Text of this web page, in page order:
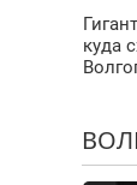
куда